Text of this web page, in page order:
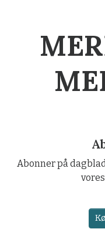
Abonner på